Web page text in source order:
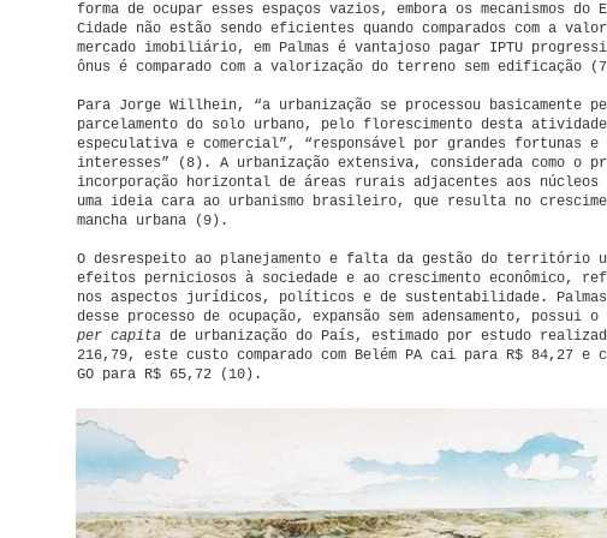
forma de ocupar esses espaços vazios, embora os mecanismos do
Cidade não estão sendo eficientes quando comparados com a
mercado imobiliário, em Palmas é vantajoso pagar IPTU
ônus é comparado com a valorização do terreno sem edificação
Para Jorge Willhein, “a urbanização se processou basicamente
parcelamento do solo urbano, pelo florescimento desta atividade
especulativa e comercial”, “responsável por grandes fortunas e
interesses” (8). A urbanização extensiva, considerada como o
incorporação horizontal de áreas rurais adjacentes aos núcleos
uma ideia cara ao urbanismo brasileiro, que resulta no
mancha urbana (9).
O desrespeito ao planejamento e falta da gestão do território
efeitos perniciosos à sociedade e ao crescimento econômico,
nos aspectos jurídicos, políticos e de sustentabilidade.
desse processo de ocupação, expansão sem adensamento, possui
per capita de urbanização do País, estimado por estudo
216,79, este custo comparado com Belém PA cai para R$ 84,27 e
GO para R$ 65,72 (10).